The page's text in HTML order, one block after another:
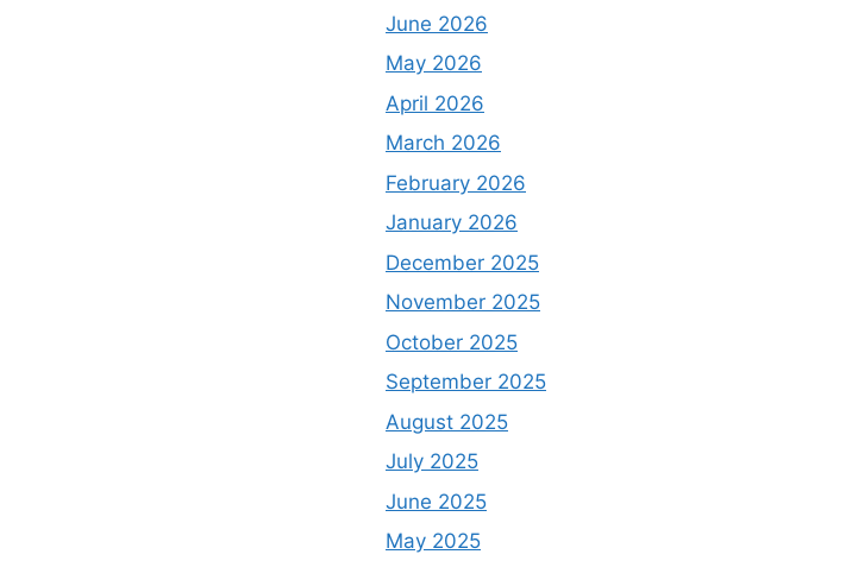
June 2026
May 2026
April 2026
March 2026
February 2026
January 2026
December 2025
November 2025
October 2025
September 2025
August 2025
July 2025
June 2025
May 2025